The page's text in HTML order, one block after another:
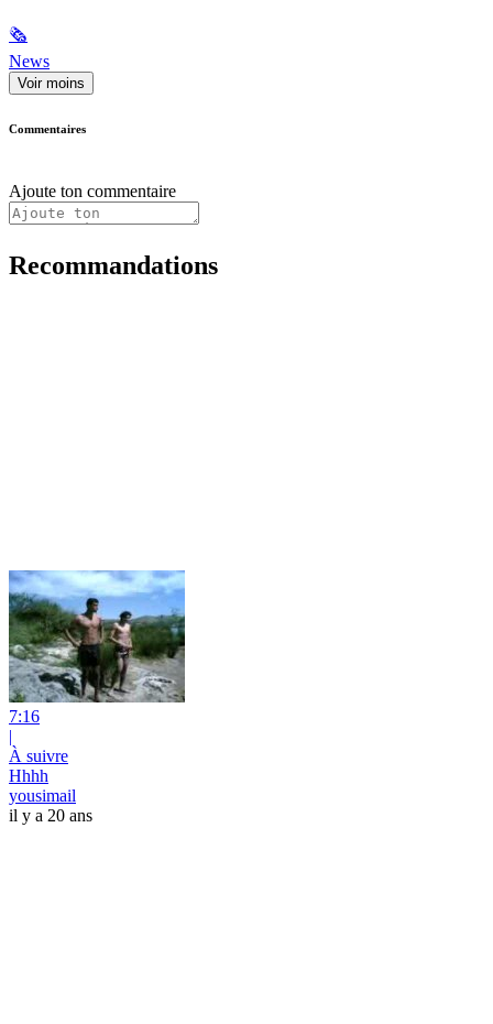
🗞
News
Voir moins
Commentaires
Ajoute ton commentaire
Recommandations
7:16
|
À suivre
Hhhh
yousimail
il y a 20 ans